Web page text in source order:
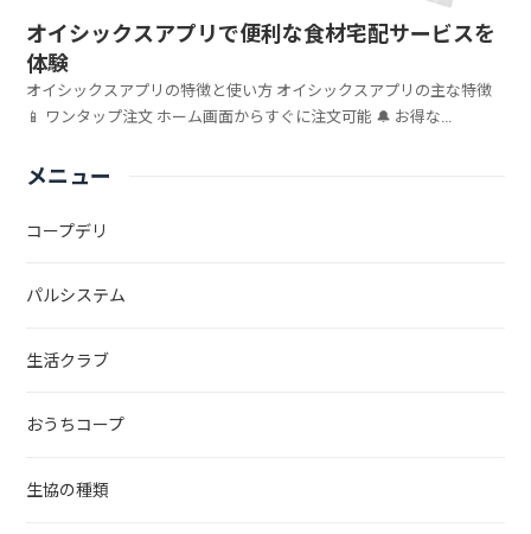
オイシックスアプリで便利な食材宅配サービスを
体験
オイシックスアプリの特徴と使い方 オイシックスアプリの主な特徴
📱 ワンタップ注文 ホーム画面からすぐに注文可能 🔔 お得な...
メニュー
コープデリ
パルシステム
生活クラブ
おうちコープ
生協の種類